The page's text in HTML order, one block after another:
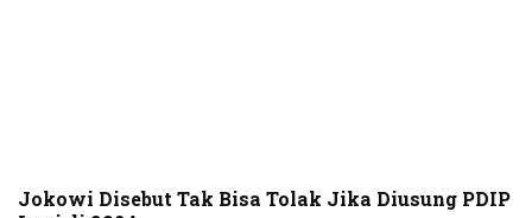
Jokowi Disebut Tak Bisa Tolak Jika Diusung PDIP